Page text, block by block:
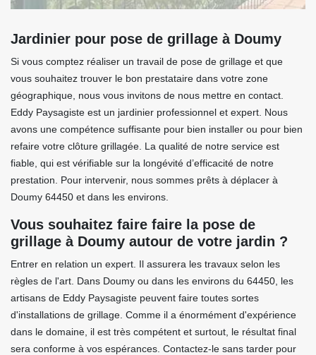
Jardinier pour pose de grillage à Doumy
Si vous comptez réaliser un travail de pose de grillage et que
vous souhaitez trouver le bon prestataire dans votre zone
géographique, nous vous invitons de nous mettre en contact.
Eddy Paysagiste est un jardinier professionnel et expert. Nous
avons une compétence suffisante pour bien installer ou pour bien
refaire votre clôture grillagée. La qualité de notre service est
fiable, qui est vérifiable sur la longévité d’efficacité de notre
prestation. Pour intervenir, nous sommes prêts à déplacer à
Doumy 64450 et dans les environs.
Vous souhaitez faire faire la pose de
grillage à Doumy autour de votre jardin ?
Entrer en relation un expert. Il assurera les travaux selon les
règles de l'art. Dans Doumy ou dans les environs du 64450, les
artisans de Eddy Paysagiste peuvent faire toutes sortes
d'installations de grillage. Comme il a énormément d'expérience
dans le domaine, il est très compétent et surtout, le résultat final
sera conforme à vos espérances. Contactez-le sans tarder pour